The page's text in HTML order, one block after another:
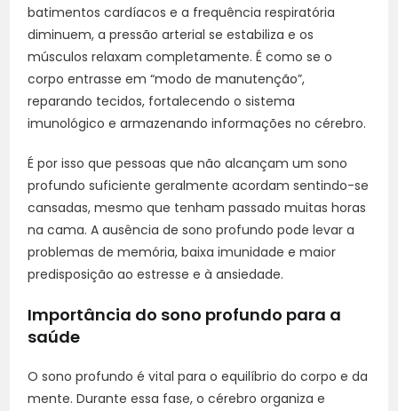
batimentos cardíacos e a frequência respiratória
diminuem, a pressão arterial se estabiliza e os
músculos relaxam completamente. É como se o
corpo entrasse em “modo de manutenção”,
reparando tecidos, fortalecendo o sistema
imunológico e armazenando informações no cérebro.
É por isso que pessoas que não alcançam um sono
profundo suficiente geralmente acordam sentindo-se
cansadas, mesmo que tenham passado muitas horas
na cama. A ausência de sono profundo pode levar a
problemas de memória, baixa imunidade e maior
predisposição ao estresse e à ansiedade.
Importância do sono profundo para a
saúde
O sono profundo é vital para o equilíbrio do corpo e da
mente. Durante essa fase, o cérebro organiza e